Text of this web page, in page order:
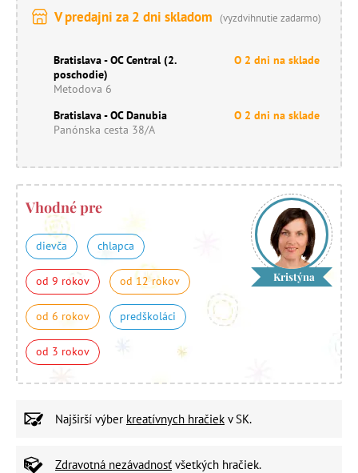
V predajni za 2 dni skladom (vyzdvihnutie zadarmo)
Bratislava - OC Central (2.
poschodie)
Metodova 6
O 2 dni na sklade
Bratislava - OC Danubia
Panónska cesta 38/A
O 2 dni na sklade
Vhodné pre
dievča chlapca
od 9 rokov od 12 rokov
od 6 rokov predškoláci
od 3 rokov
Kristýna
Najširší výber kreatívnych hračiek v SK.
Zdravotná nezávadnosť všetkých hračiek.